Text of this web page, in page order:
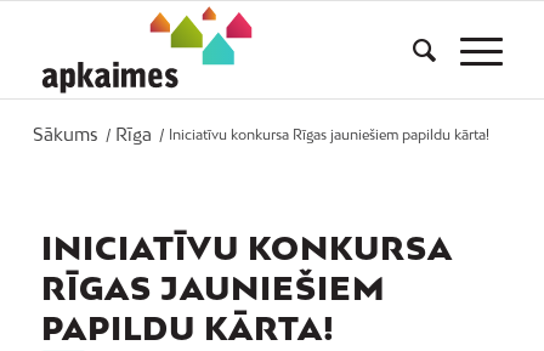
Sākums / Rīga / Iniciatīvu konkursa Rīgas jauniešiem papildu kārta!
INICIATĪVU KONKURSA
RĪGAS JAUNIEŠIEM
PAPILDU KĀRTA!